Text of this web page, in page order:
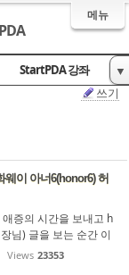
메뉴
StartPDA 강좌
▼
쓰기
이 아너6(honor6) 허
증의 시간을 보내고 h
님) 글을 보는 순간 이
M8을 바로 서랍으로
보 답게 사진이 꺼꾸
Views 23353